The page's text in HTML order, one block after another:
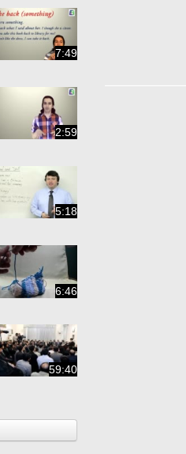
7:49
2:59
5:18
6:46
59:40